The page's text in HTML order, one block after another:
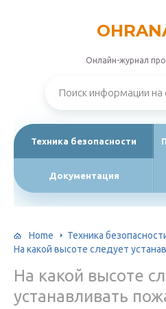
Онлайн-журнал
Техника безопасности
Документация
Home
Техника
На какой высоте следует
На какой высоте
устанавливать